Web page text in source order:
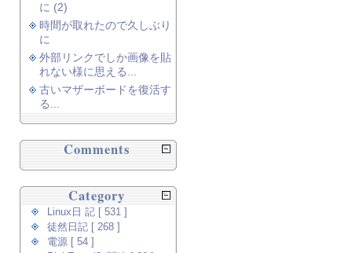
に (2)
時間が取れたので久しぶり
に
外部リンクでしか画像を貼
れない様に思える...
古いマザーボードを復活す
る...
Comments
Category
Linux日 記 [ 531 ]
徒然日記 [ 268 ]
電源 [ 54 ]